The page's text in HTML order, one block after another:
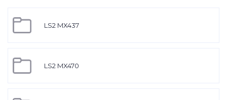
LS2 MX437
LS2 MX470